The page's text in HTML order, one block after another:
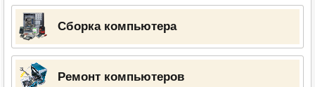
Сборка компьютера
Ремонт компьютеров